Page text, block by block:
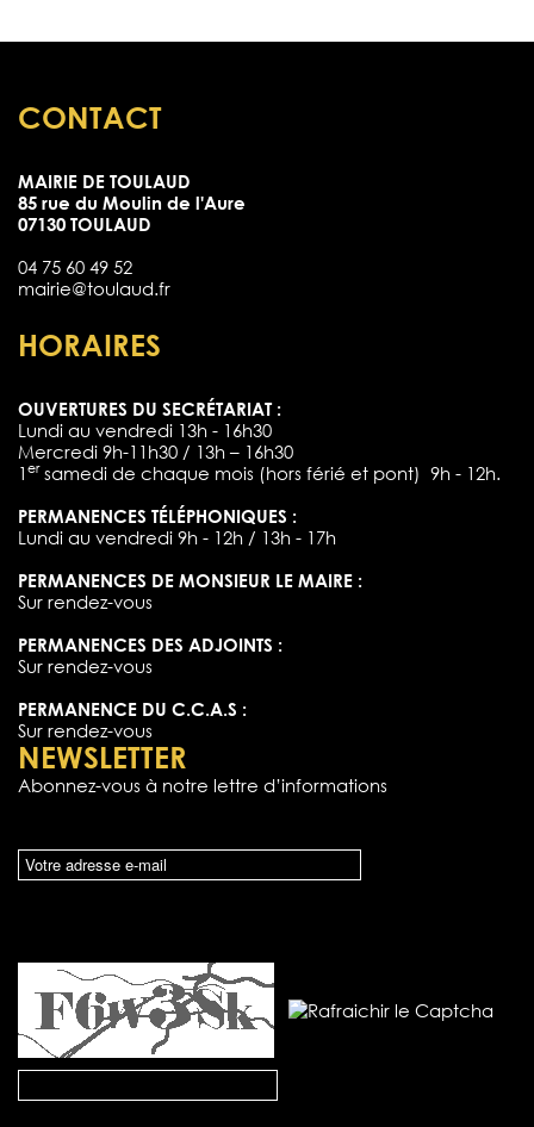
CONTACT
MAIRIE DE TOULAUD
85 rue du Moulin de l'Aure
07130 TOULAUD
04 75 60 49 52
mairie@toulaud.fr
HORAIRES
OUVERTURES DU SECRÉTARIAT :
Lundi au vendredi 13h - 16h30
Mercredi 9h-11h30 / 13h – 16h30
1 ersamedi de chaque mois (hors férié et pont) 9h - 12h.
PERMANENCES TÉLÉPHONIQUES :
Lundi au vendredi 9h - 12h / 13h - 17h
PERMANENCES DE MONSIEUR LE MAIRE :
Sur rendez-vous
PERMANENCES DES ADJOINTS :
Sur rendez-vous
PERMANENCE DU C.C.A.S :
Sur rendez-vous
NEWSLETTER
Abonnez-vous à notre lettre d’informations